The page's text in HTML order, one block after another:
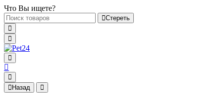
Что Вы ищете?
Стереть
Назад